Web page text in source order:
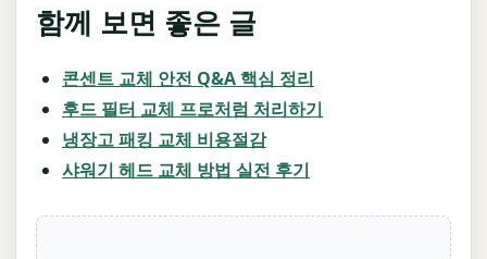
함께 보면 좋은 글
콘센트 교체 안전 Q&A 핵심 정리
후드 필터 교체 프로처럼 처리하기
냉장고 패킹 교체 비용절감
샤워기 헤드 교체 방법 실전 후기